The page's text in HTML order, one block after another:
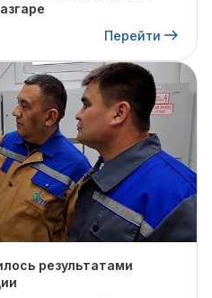
Перейти
результатами